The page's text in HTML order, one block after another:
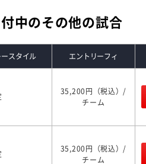
中のその他の試合
スタイル エントリーフィ
35,200円（税込）/
チーム
35,200円（税込）/
チーム